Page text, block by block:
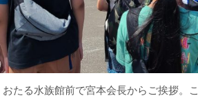
おたる水族館前で宮本会長からご挨拶。